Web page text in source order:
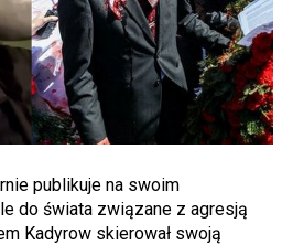
publikuje na swoim
do świata związane z agresją
Kadyrow skierował swoją